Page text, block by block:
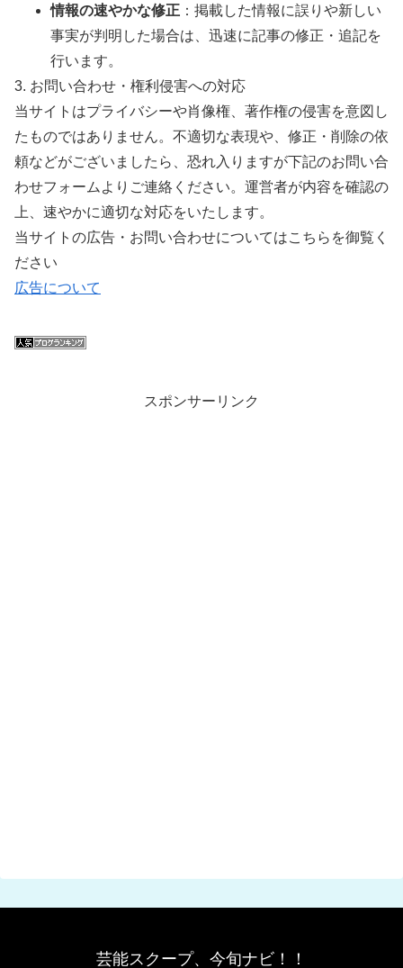
情報の速やかな修正 ：掲載した情報に誤りや新しい
事実が判明した場合は、迅速に記事の修正・追記を
行います。
3. お問い合わせ・権利侵害への対応
当サイトはプライバシーや肖像権、著作権の侵害を意図し
たものではありません。不適切な表現や、修正・削除の依
頼などがございましたら、恐れ入りますが下記のお問い合
わせフォームよりご連絡ください。運営者が内容を確認の
上、速やかに適切な対応をいたします。
当サイトの広告・お問い合わせについてはこちらを御覧く
ださい
広告について
スポンサーリンク
芸能スクープ、今旬ナビ！！